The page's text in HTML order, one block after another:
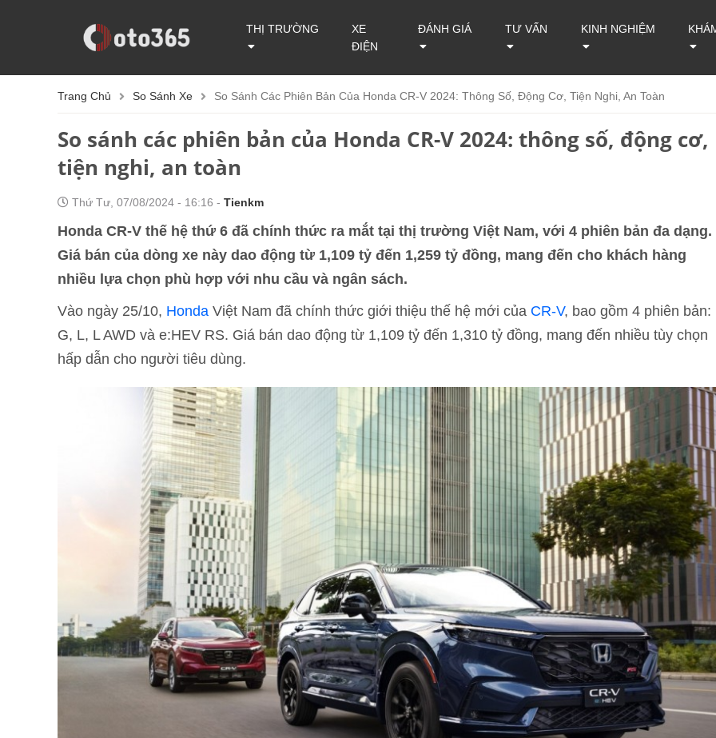
THỊ TRƯỜNG
XE
ĐIỆN
ĐÁNH GIÁ TƯ VẤN KINH NGHIỆM
Trang Chủ So Sánh Xe So Sánh Các Phiên Bản Của Honda CR-V 2024: Thông Số, Động Cơ, Tiện Nghi, An Toàn
So sánh các phiên bản của Honda CR-V 2024: thông số, động cơ,
tiện nghi, an toàn
Thứ Tư, 07/08/2024 - 16:16 - Tienkm
Honda CR-V thế hệ thứ 6 đã chính thức ra mắt tại thị trường Việt Nam, với 4 phiên bản đa dạng.
Giá bán của dòng xe này dao động từ 1,109 tỷ đến 1,259 tỷ đồng, mang đến cho khách hàng
nhiều lựa chọn phù hợp với nhu cầu và ngân sách.
Vào ngày 25/10, Honda Việt Nam đã chính thức giới thiệu thế hệ mới của CR-V, bao gồm 4 phiên bản:
G, L, L AWD và e:HEV RS. Giá bán dao động từ 1,109 tỷ đến 1,310 tỷ đồng, mang đến nhiều tùy chọn
hấp dẫn cho người tiêu dùng.